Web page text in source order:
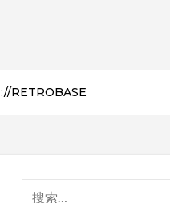
://RETROBASE